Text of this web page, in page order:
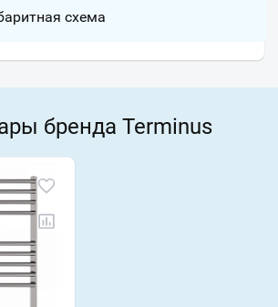
схема
бренда Terminus